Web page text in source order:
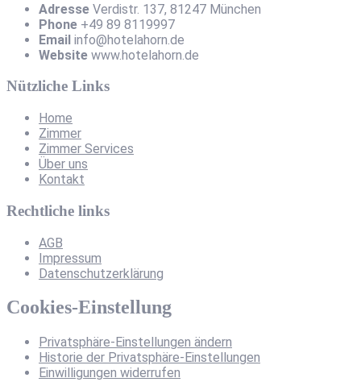
Adresse Verdistr. 137, 81247 München
Phone +49 89 8119997
Email info@hotelahorn.de
Website www.hotelahorn.de
Nützliche Links
Home
Zimmer
Zimmer Services
Über uns
Kontakt
Rechtliche links
AGB
Impressum
Datenschutzerklärung
Cookies-Einstellung
Privatsphäre-Einstellungen ändern
Historie der Privatsphäre-Einstellungen
Einwilligungen widerrufen